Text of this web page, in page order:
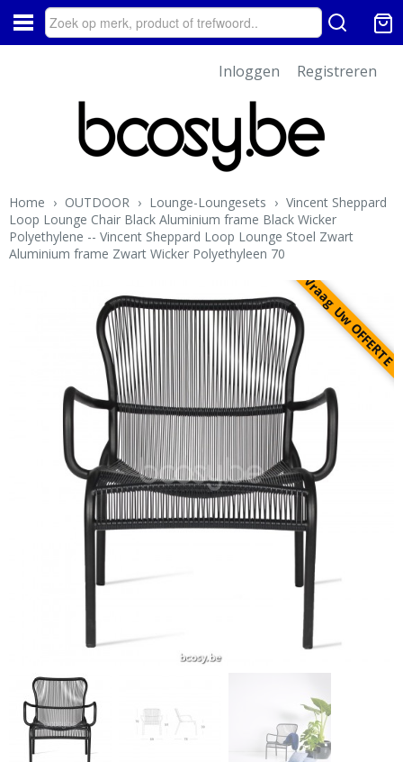
Inloggen Registreren
Home › OUTDOOR › Lounge-Loungesets › Vincent Sheppard
Loop Lounge Chair Black Aluminium frame Black Wicker
Polyethylene -- Vincent Sheppard Loop Lounge Stoel Zwart
Aluminium frame Zwart Wicker Polyethyleen 70
Vraag Uw OFFERTE